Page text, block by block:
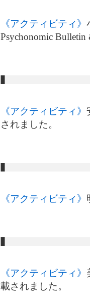
《アクティビティ》
Psychonomic
《アクティビティ》
されました。
《アクティビティ》
《アクティビティ》
載されました。